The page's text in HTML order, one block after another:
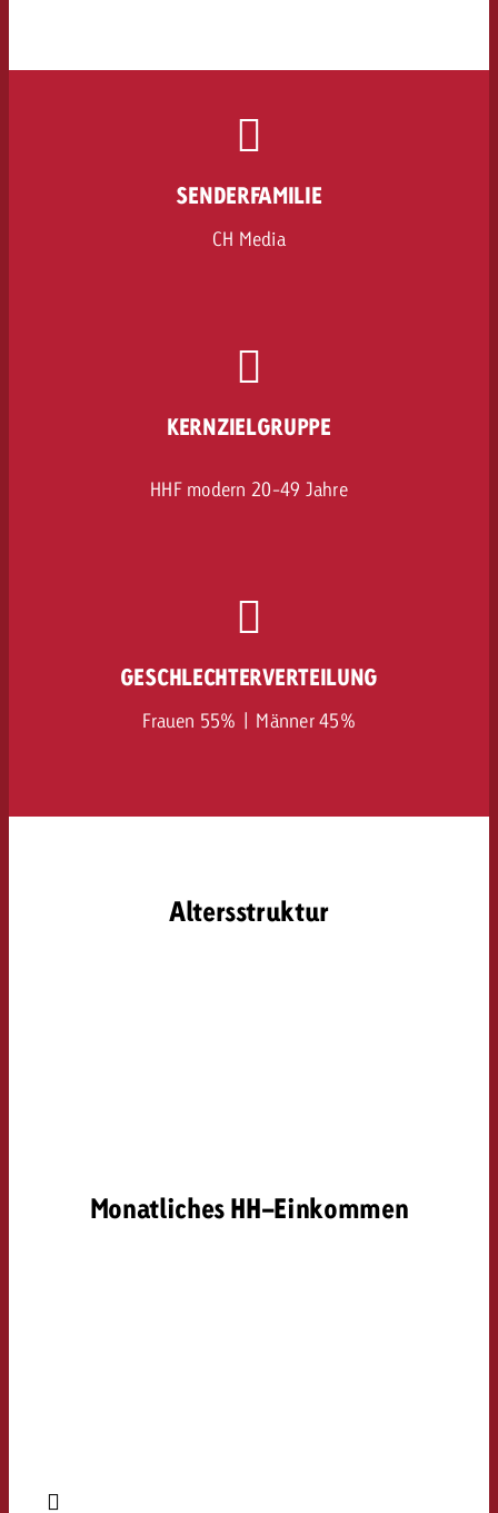
SENDERFAMILIE
CH Media
KERNZIELGRUPPE
HHF modern 20-49 Jahre
GESCHLECHTERVERTEILUNG
Frauen 55% | Männer 45%
Altersstruktur
Monatliches HH-Einkommen